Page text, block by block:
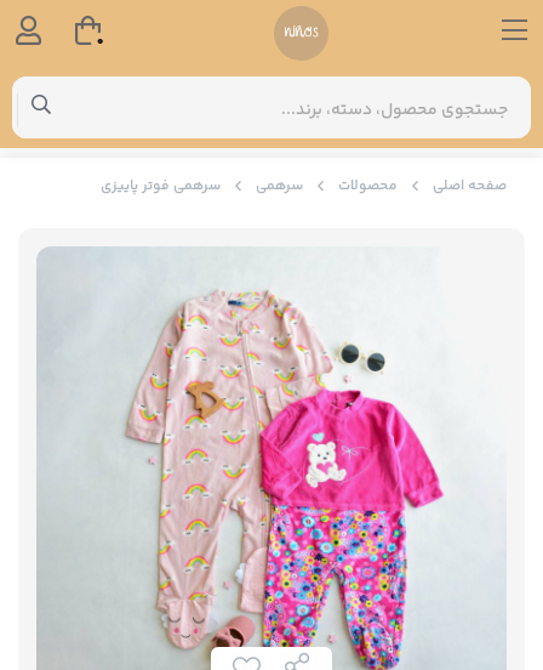
صفحه اصلی محصولات سرهمی سرهمی فوتر پاییزی
0